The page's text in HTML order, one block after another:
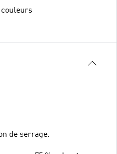
couleurs
de serrage.